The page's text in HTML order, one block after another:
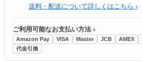
送料・配送について詳しくはこちら ›
ご利用可能なお支払い方法 ›
Amazon Pay VISA Master JCB AMEX
代金引換